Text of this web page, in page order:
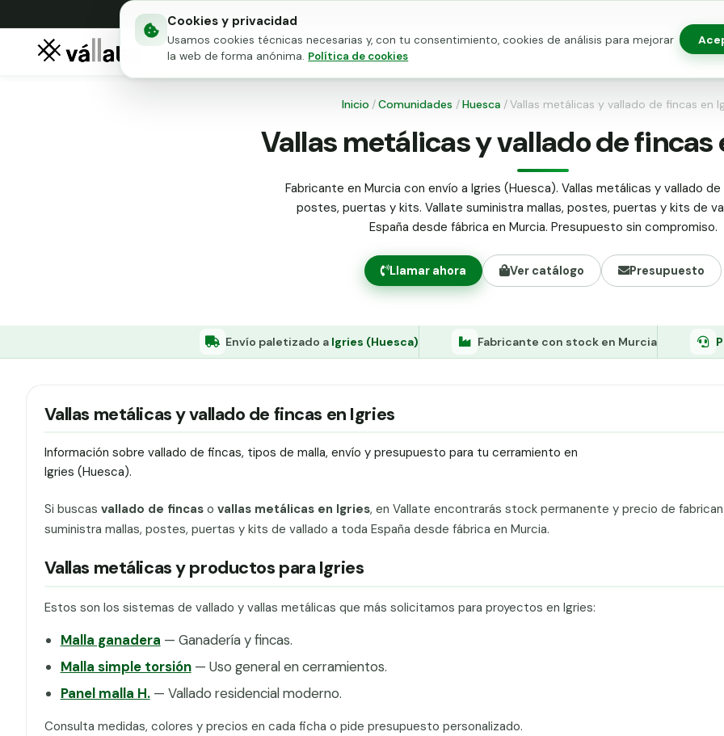
Cookies y privacidad
Usamos cookies técnicas necesarias y, con tu consentimiento, cookies de análisis para mejorar
la web de forma anónima. Política de cookies
Mallas metálicas
Puertas para vallado
Inicio /Comunidades /Huesca /Vallas metálicas y vallado de fincas en
Vallas metálicas y vallado de fincas
Fabricante en Murcia con envío a Igries (Huesca). Vallas metálicas y vallado de
postes, puertas y kits. Vallate suministra mallas, postes, puertas y kits de
España desde fábrica en Murcia. Presupuesto sin compromiso.
Llamar ahora Ver catálogo Presupuesto
Envío paletizado a Igries (Huesca) Fabricante con stock en Murcia
Vallas metálicas y vallado de fincas en Igries
Información sobre vallado de fincas, tipos de malla, envío y presupuesto para tu cerramiento en
Igries (Huesca).
Si buscas vallado de fincaso vallas metálicas en Igries, en Vallate encontrarás stock permanente y precio de
suministra mallas, postes, puertas y kits de vallado a toda España desde fábrica en Murcia.
Vallas metálicas y productos para Igries
Estos son los sistemas de vallado y vallas metálicas que más solicitamos para proyectos en Igries:
Malla ganadera — Ganadería y fincas.
Malla simple torsión— Uso general en cerramientos.
Panel malla H.— Vallado residencial moderno.
Consulta medidas, colores y precios en cada ficha o pide presupuesto personalizado.